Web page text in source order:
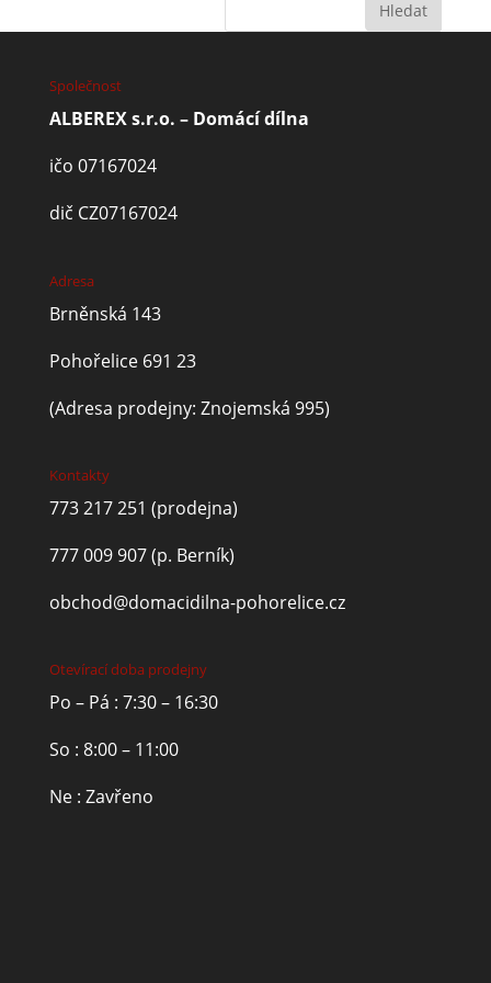
Společnost
ALBEREX s.r.o. – Domácí dílna
ičo 07167024
dič CZ07167024
Adresa
Brněnská 143
Pohořelice 691 23
(Adresa prodejny: Znojemská 995)
Kontakty
773 217 251 (prodejna)
777 009 907(p. Berník)
obchod@domacidilna-pohorelice.cz
Otevírací doba prodejny
Po – Pá : 7:30 – 16:30
So : 8:00 – 11:00
Ne : Zavřeno